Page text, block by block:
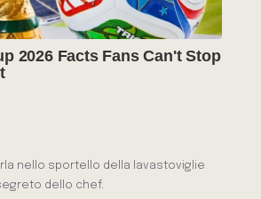
nello sportello della lavastoviglie
dello chef.